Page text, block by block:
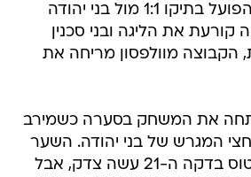
ניצחון. היום סיימה הפועל בתיקו 1:1 מול בני יהודה
קורעת את הליגה ובני סכנין
הקבוצה מוולפסון מריחה את
את המשחק בסערה כשמירב
המגרש של בני יהודה. השער
של גבריאל דוס סנטוס בדקה ה-21 עשה צדק, אבל